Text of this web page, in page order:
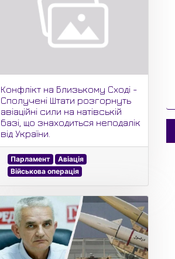
Конфлікт на Близькому Сході -
Сполучені Штати розгорнуть
авіаційні сили на натівській
базі, що знаходиться неподалік
від України.
Парламент
Авіація
Військова операція